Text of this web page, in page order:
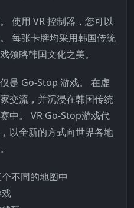
使用 VR 控制器，您可以
每张卡牌均采用韩国传统
领略韩国文化之美。
是 Go-Stop 游戏。 在虚
交流，并沉浸在韩国传统
中。 VR Go-Stop游戏代
以全新的方式向世界各地
不同的地图中